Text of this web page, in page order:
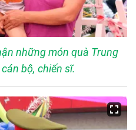
những món quà Trung
bộ, chiến sĩ.